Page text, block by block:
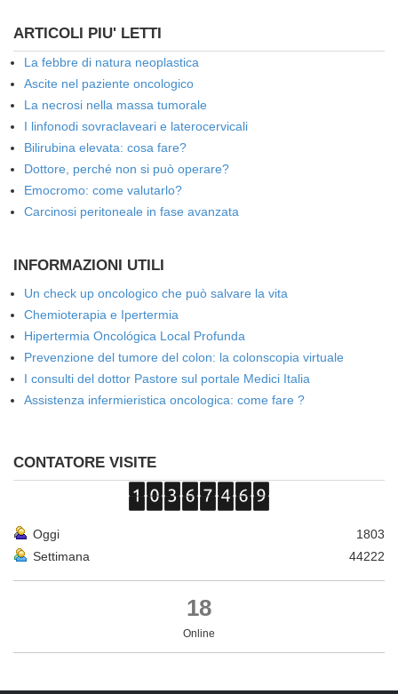
ARTICOLI PIU' LETTI
La febbre di natura neoplastica
Ascite nel paziente oncologico
La necrosi nella massa tumorale
I linfonodi sovraclaveari e laterocervicali
Bilirubina elevata: cosa fare?
Dottore, perché non si può operare?
Emocromo: come valutarlo?
Carcinosi peritoneale in fase avanzata
INFORMAZIONI UTILI
Un check up oncologico che può salvare la vita
Chemioterapia e Ipertermia
Hipertermia Oncológica Local Profunda
Prevenzione del tumore del colon: la colonscopia virtuale
I consulti del dottor Pastore sul portale Medici Italia
Assistenza infermieristica oncologica: come fare ?
CONTATORE VISITE
Oggi
1803
Settimana
44222
18
Online